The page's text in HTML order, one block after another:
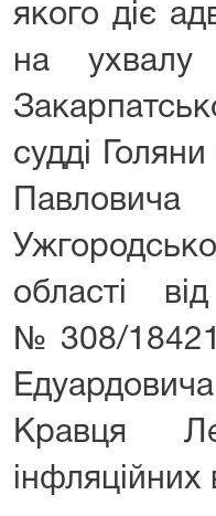
якого діє
на ухвалу
судді
області
№308/
Кравця
інфляційних